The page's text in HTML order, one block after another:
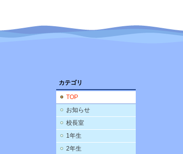
カテゴリ
TOP
お知らせ
校長室
1年生
2年生